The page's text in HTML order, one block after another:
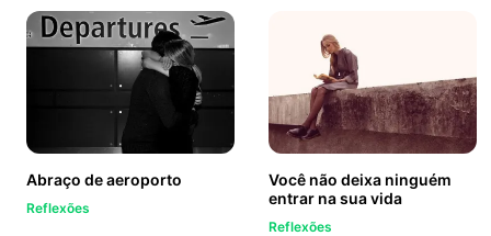
Abraço de aeroporto
Reflexões
Você não deixa ninguém
entrar na sua vida
Reflexões